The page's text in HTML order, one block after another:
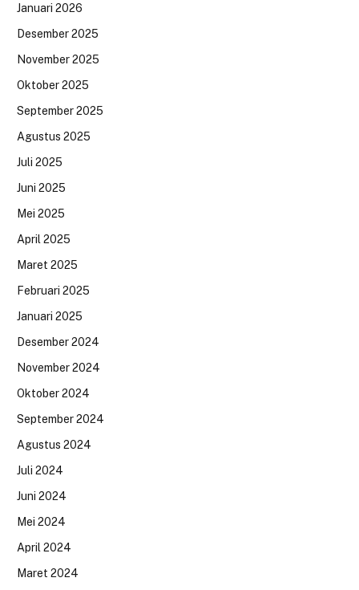
Januari 2026
Desember 2025
November 2025
Oktober 2025
September 2025
Agustus 2025
Juli 2025
Juni 2025
Mei 2025
April 2025
Maret 2025
Februari 2025
Januari 2025
Desember 2024
November 2024
Oktober 2024
September 2024
Agustus 2024
Juli 2024
Juni 2024
Mei 2024
April 2024
Maret 2024